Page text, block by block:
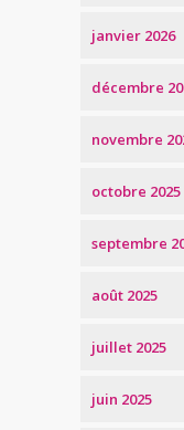
janvier 2026
décembre
novembre
octobre 2025
septembre
août 2025
juillet 2025
juin 2025